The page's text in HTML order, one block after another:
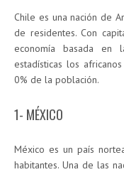
Chile es una nación de
de residentes. Con
economía basada
estadísticas los
0% de la población.
1- MÉXICO
México es un país
habitantes. Una de las